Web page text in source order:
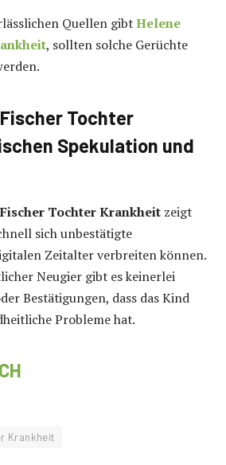
Quellen gibtHelene
, sollten solche Gerüchte
Tochter
Spekulation und
Tochter Krankheit zeigt
sich unbestätigte
Zeitalter verbreiten können.
Neugier gibt es keinerlei
Bestätigungen, dass das Kind
Probleme hat.
Krankheit